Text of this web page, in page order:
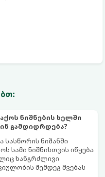
ნიშნების ხელში
გამდიდრდება?
სასწორის ნიშანში
სამი ნიშნისთვის იწყება
ხანგრძლივი
შემდეგ შვებას